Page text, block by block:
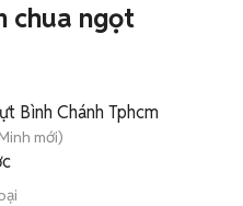
chua ngọt
Bình Chánh Tphcm
mới)